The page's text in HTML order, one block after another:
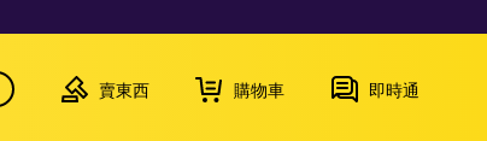
賣東西 購物車 即時通